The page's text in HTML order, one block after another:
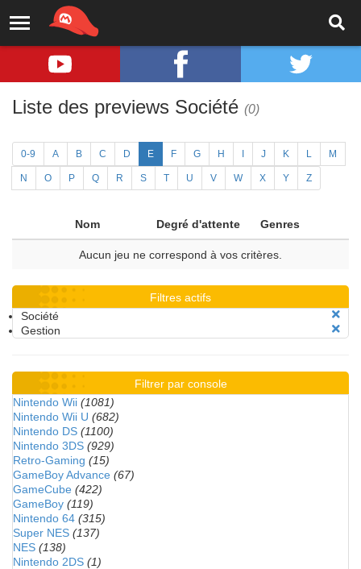
Liste des previews Société (0)
0-9 A B C D E F G H J K L M
N O P Q R S T U V W X Y Z
Nom Degré d'attente Genres
Aucun jeu ne correspond à vos critères.
Filtres actifs
Société
Gestion
Filtrer par console
Nintendo Wii (1081)
Nintendo Wii U (682)
Nintendo DS (1100)
Nintendo 3DS (929)
Retro-Gaming (15)
GameBoy Advance (67)
GameCube (422)
GameBoy (119)
Nintendo 64 (315)
Super NES (137)
NES (138)
Nintendo 2DS (1)